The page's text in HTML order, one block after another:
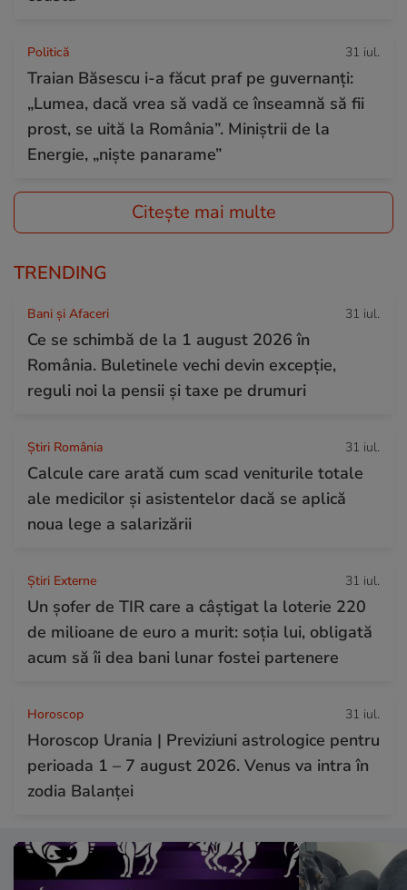
Politică 31 iul.
Traian Băsescu i-a făcut praf pe guvernanți:
„Lumea, dacă vrea să vadă ce înseamnă să fii
prost, se uită la România”. Miniștrii de la
Energie, „niște panarame”
Citește mai multe
TRENDING
Bani și Afaceri 31 iul.
Ce se schimbă de la 1 august 2026 în
România. Buletinele vechi devin excepție,
reguli noi la pensii și taxe pe drumuri
Știri România 31 iul.
Calcule care arată cum scad veniturile totale
ale medicilor și asistentelor dacă se aplică
noua lege a salarizării
Știri Externe 31 iul.
Un șofer de TIR care a câștigat la loterie 220
de milioane de euro a murit: soția lui, obligată
acum să îi dea bani lunar fostei partenere
Horoscop 31 iul.
Horoscop Urania | Previziuni astrologice pentru
perioada 1 – 7 august 2026. Venus va intra în
zodia Balanței